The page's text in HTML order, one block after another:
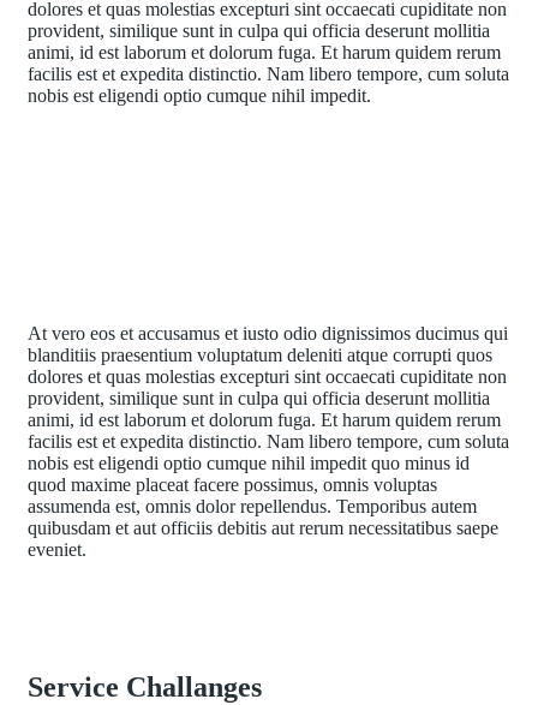
dolores et quas molestias excepturi sint occaecati cupiditate non
provident, similique sunt in culpa qui officia deserunt mollitia
animi, id est laborum et dolorum fuga. Et harum quidem rerum
facilis est et expedita distinctio. Nam libero tempore, cum soluta
nobis est eligendi optio cumque nihil impedit.
At vero eos et accusamus et iusto odio dignissimos ducimus qui
blanditiis praesentium voluptatum deleniti atque corrupti quos
dolores et quas molestias excepturi sint occaecati cupiditate non
provident, similique sunt in culpa qui officia deserunt mollitia
animi, id est laborum et dolorum fuga. Et harum quidem rerum
facilis est et expedita distinctio. Nam libero tempore, cum soluta
nobis est eligendi optio cumque nihil impedit quo minus id
quod maxime placeat facere possimus, omnis voluptas
assumenda est, omnis dolor repellendus. Temporibus autem
quibusdam et aut officiis debitis aut rerum necessitatibus saepe
eveniet.
Service Challanges